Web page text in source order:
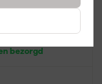
MC4D
4D Compact
set incl.
in koffer - groen -
- 3 lijnen
bezorgd